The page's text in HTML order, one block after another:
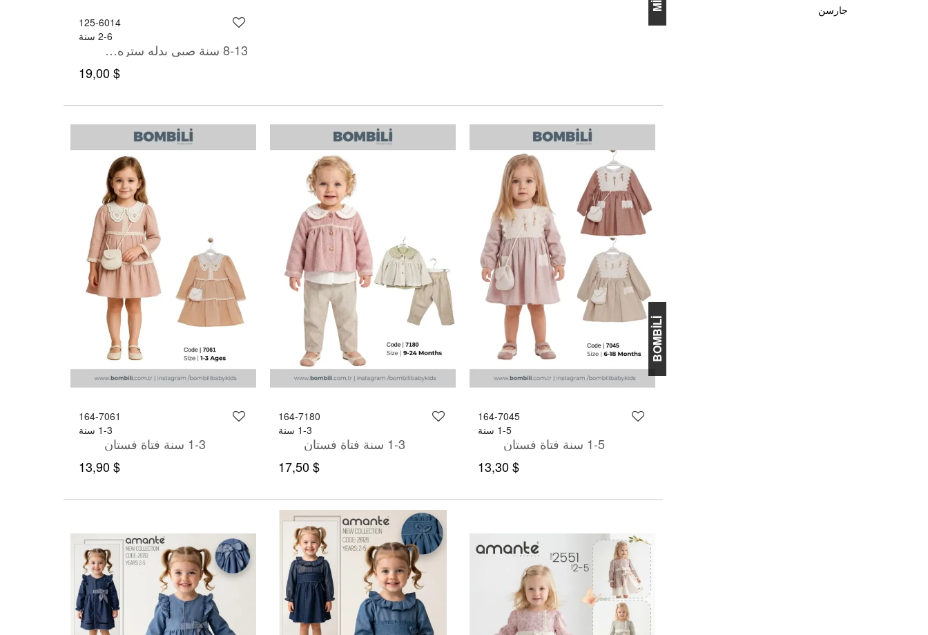
جارسن
125-6014
2-6 سنة
8-13 سنة صبي بدله ستره مع سروال
$ 19,00
BOMBİLİ
164-7061
1-3 سنة
1-3 سنة فتاة فستان
$ 13,90
164-7180
1-3 سنة
1-3 سنة فتاة فستان
$ 17,50
164-7045
1-5 سنة
1-5 سنة فتاة فستان
$ 13,30